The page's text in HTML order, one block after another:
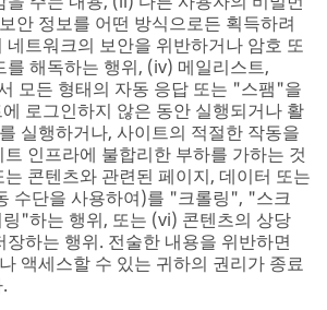
안 정보를 어떤 방식으로든 획득하려
트워크의 보안을 위반하거나 암호 또
를 해독하는 행위, (iv) 메일리스트,
모든 형태의 자동 응답 또는 "스팸"을
로그인하지 않은 동안 실행되거나 활
실행하거나, 사이트의 적절한 작동을
인프라에 불합리한 부하를 가하는 것
콘텐츠와 관련된 페이지, 데이터 또는
수단을 사용하여)를 "크롤링", "스크
"하는 행위, 또는 (vi) 콘텐츠의 상당
장하는 행위. 전술한 내용을 위반하면
액세스할 수 있는 귀하의 권리가 종료